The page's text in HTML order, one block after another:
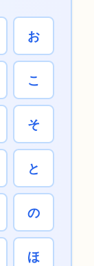
お
こ
そ
と
の
ほ